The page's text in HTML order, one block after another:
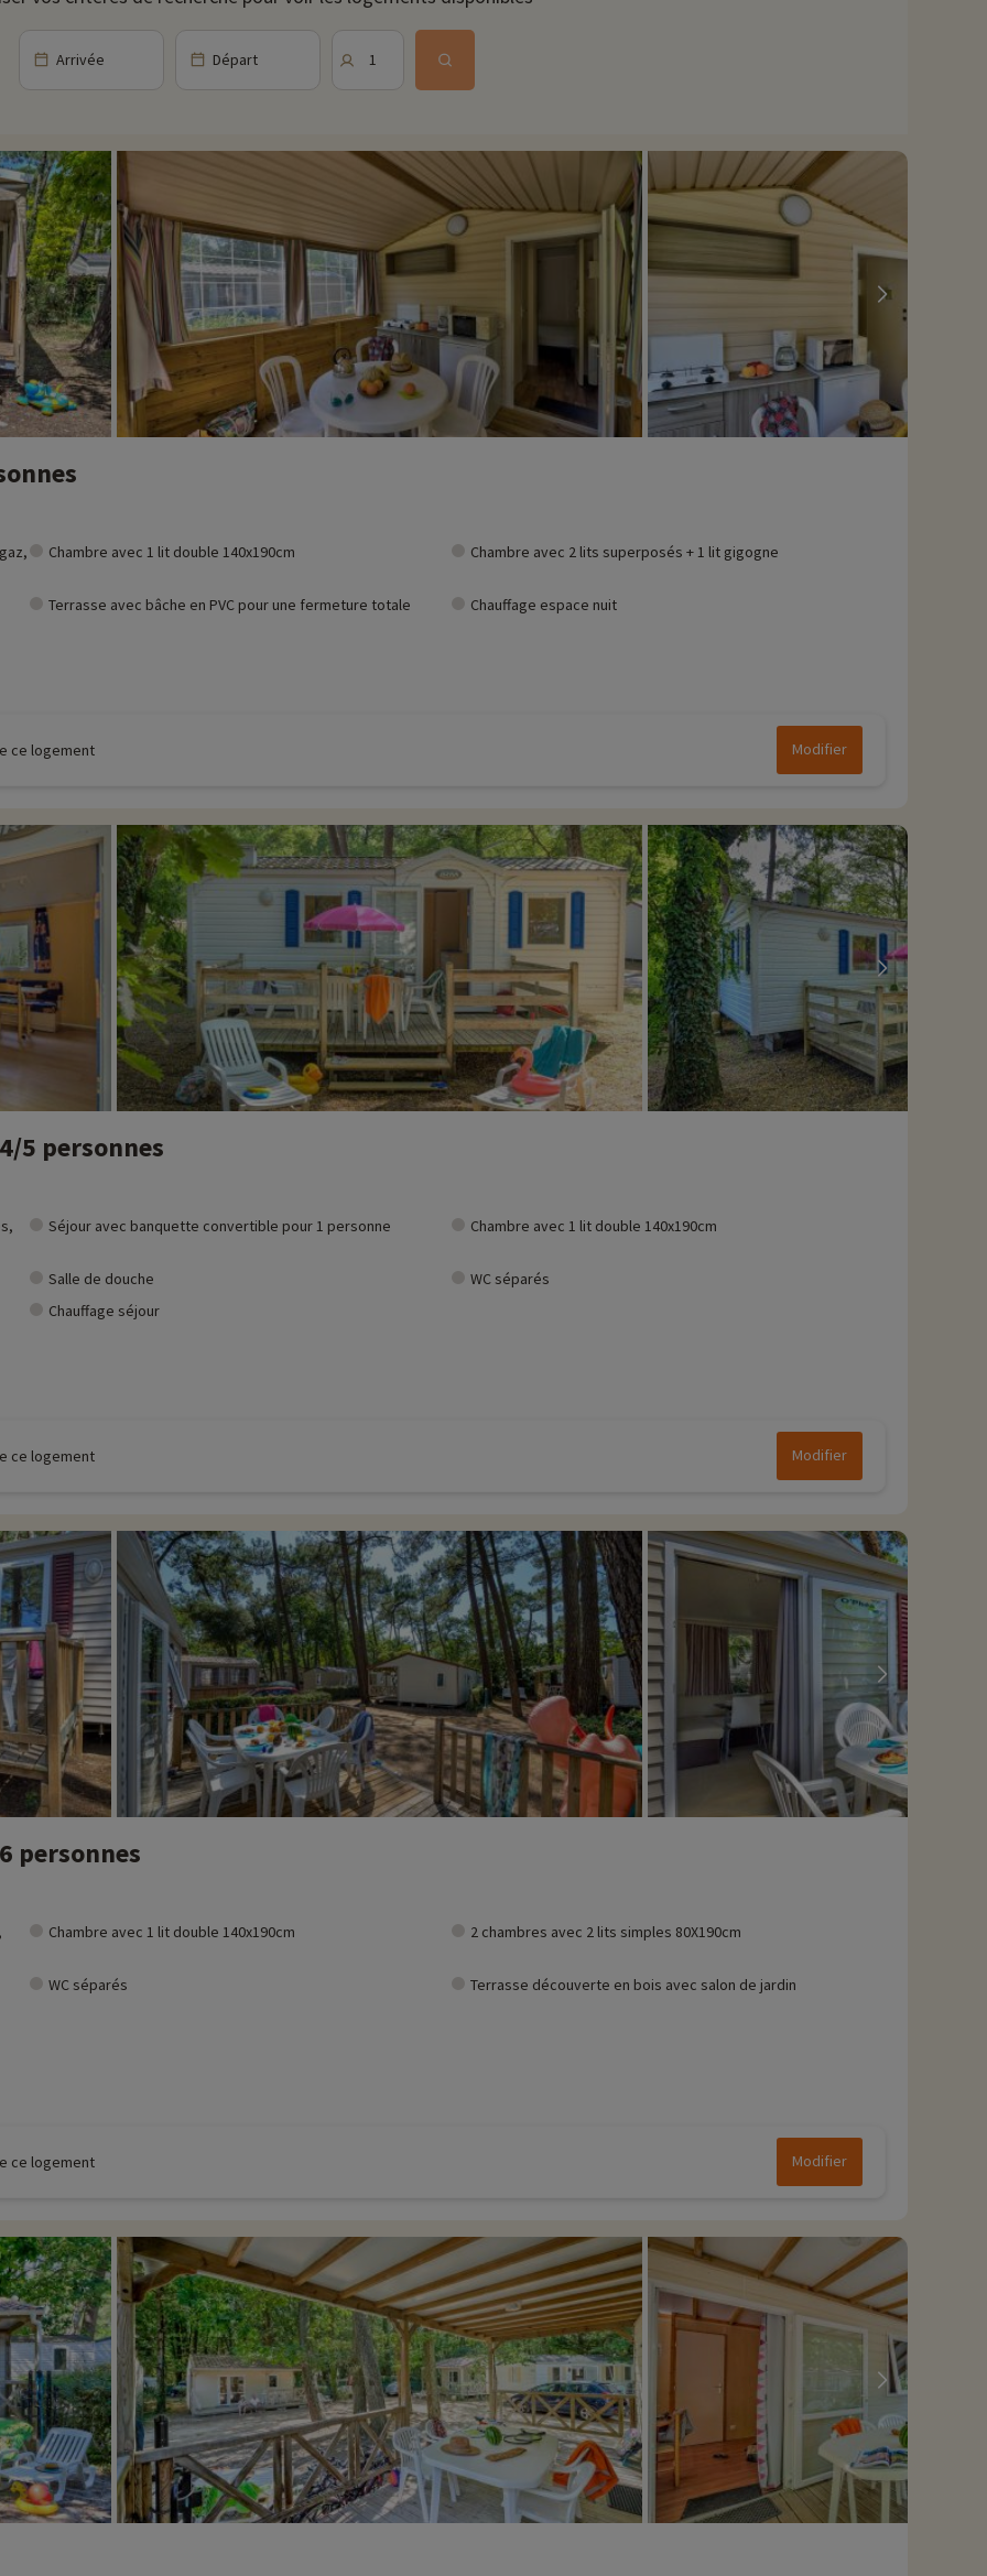
pour séduire les familles : îles au patrimoine naturel intact comme Noirmoutier ou l'île d'Yeu, marais à parcourir en barque et bien
famille à proximité de nos hébergements : zoo, aquarium...Si nous avons déjà négocié des activités, elles sont réservables avec
Arrivée Départ 1
Chambre avec 1 lit double 140x190cm Chambre avec 2 lits superposés + 1 lit gigogne
Terrasse avec bâche en PVC pour une fermeture totale Chauffage espace nuit
ce logement Modifier
5 personnes
Séjour avec banquette convertible pour 1 personne Chambre avec 1 lit double 140x190cm
Salle de douche
WC séparés
Chauffage séjour
ce logement Modifier
personnes
Chambre avec 1 lit double 140x190cm 2 chambres avec 2 lits simples 80X190cm
WC séparés
Terrasse découverte en bois avec salon de jardin
ce logement Modifier